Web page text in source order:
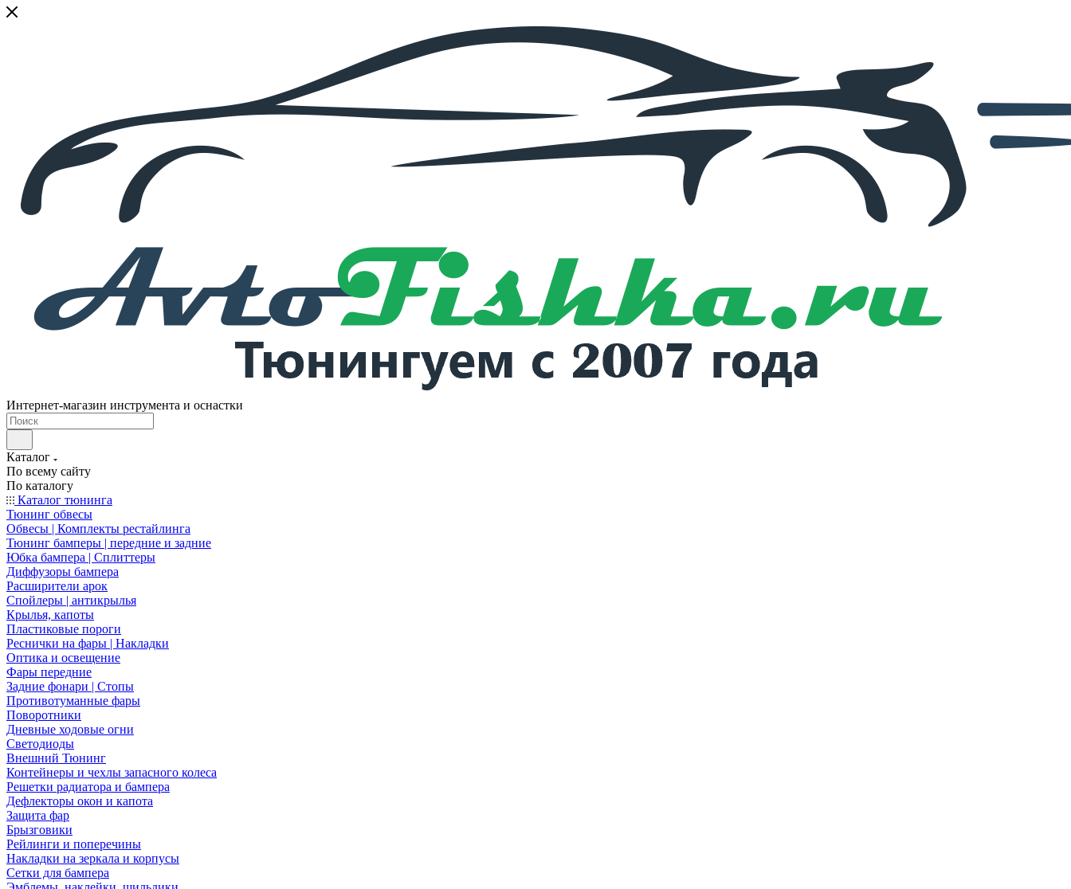
Интернет-магазин инструмента и оснастки
Каталог
По всему сайту
По каталогу
Каталог тюнинга
Тюнинг обвесы
Обвесы | Комплекты рестайлинга
Тюнинг бамперы | передние и задние
Юбка бампера | Сплиттеры
Диффузоры бампера
Расширители арок
Спойлеры | антикрылья
Крылья, капоты
Пластиковые пороги
Реснички на фары | Накладки
Оптика и освещение
Фары передние
Задние фонари | Стопы
Противотуманные фары
Поворотники
Дневные ходовые огни
Светодиоды
Внешний Тюнинг
Контейнеры и чехлы запасного колеса
Решетки радиатора и бампера
Дефлекторы окон и капота
Защита фар
Брызговики
Рейлинги и поперечины
Накладки на зеркала и корпусы
Сетки для бампера